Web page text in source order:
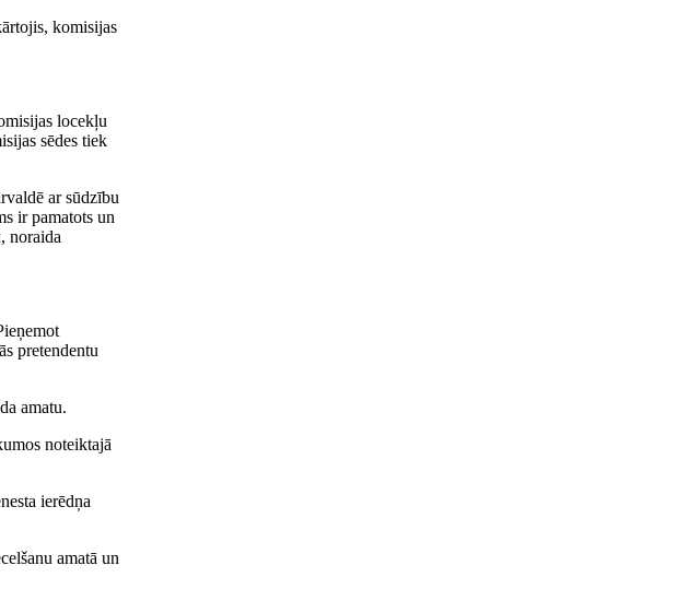
komisijas
locekļu
sēdes tiek
ar sūdzību
ir pamatots un
noraida
pretendentu
amatu.
noteiktajā
ierēdņa
amatā un